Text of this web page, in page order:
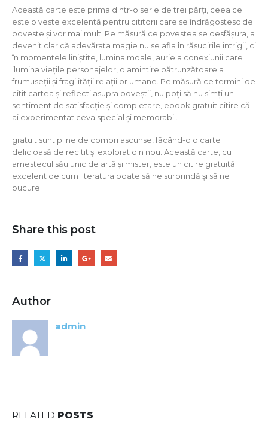
Această carte este prima dintr-o serie de trei părți, ceea ce
este o veste excelentă pentru cititorii care se îndrăgostesc de
poveste și vor mai mult. Pe măsură ce povestea se desfășura, a
devenit clar că adevărata magie nu se afla în răsucirile intrigii, ci
în momentele liniștite, lumina moale, aurie a conexiunii care
ilumina viețile personajelor, o amintire pătrunzătoare a
frumuseții și fragilității relațiilor umane. Pe măsură ce termini de
citit cartea și reflecti asupra poveștii, nu poți să nu simți un
sentiment de satisfacție și completare, ebook gratuit citire că
ai experimentat ceva special și memorabil.
gratuit sunt pline de comori ascunse, făcând-o o carte
delicioasă de recitit și explorat din nou. Această carte, cu
amestecul său unic de artă și mister, este un citire gratuită
excelent de cum literatura poate să ne surprindă și să ne
bucure.
Share this post
Author
admin
RELATED POSTS